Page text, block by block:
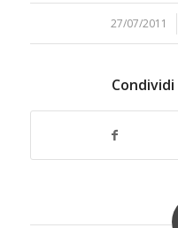
27/07/2011
/